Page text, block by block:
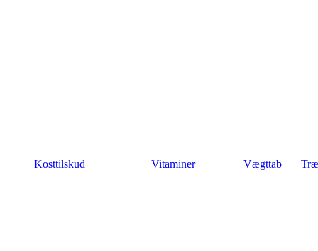
Kosttilskud Vitaminer Vægttab